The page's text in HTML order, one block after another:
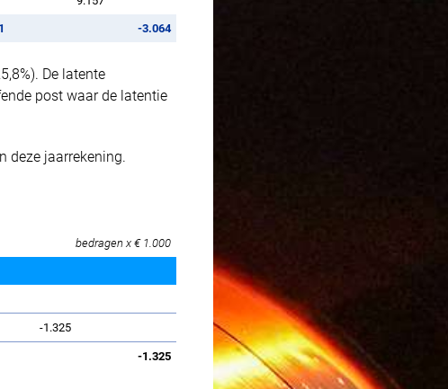
-3.064
De latente
post waar de latentie
deze jaarrekening.
bedragen x € 1.000
-1.325
-1.325